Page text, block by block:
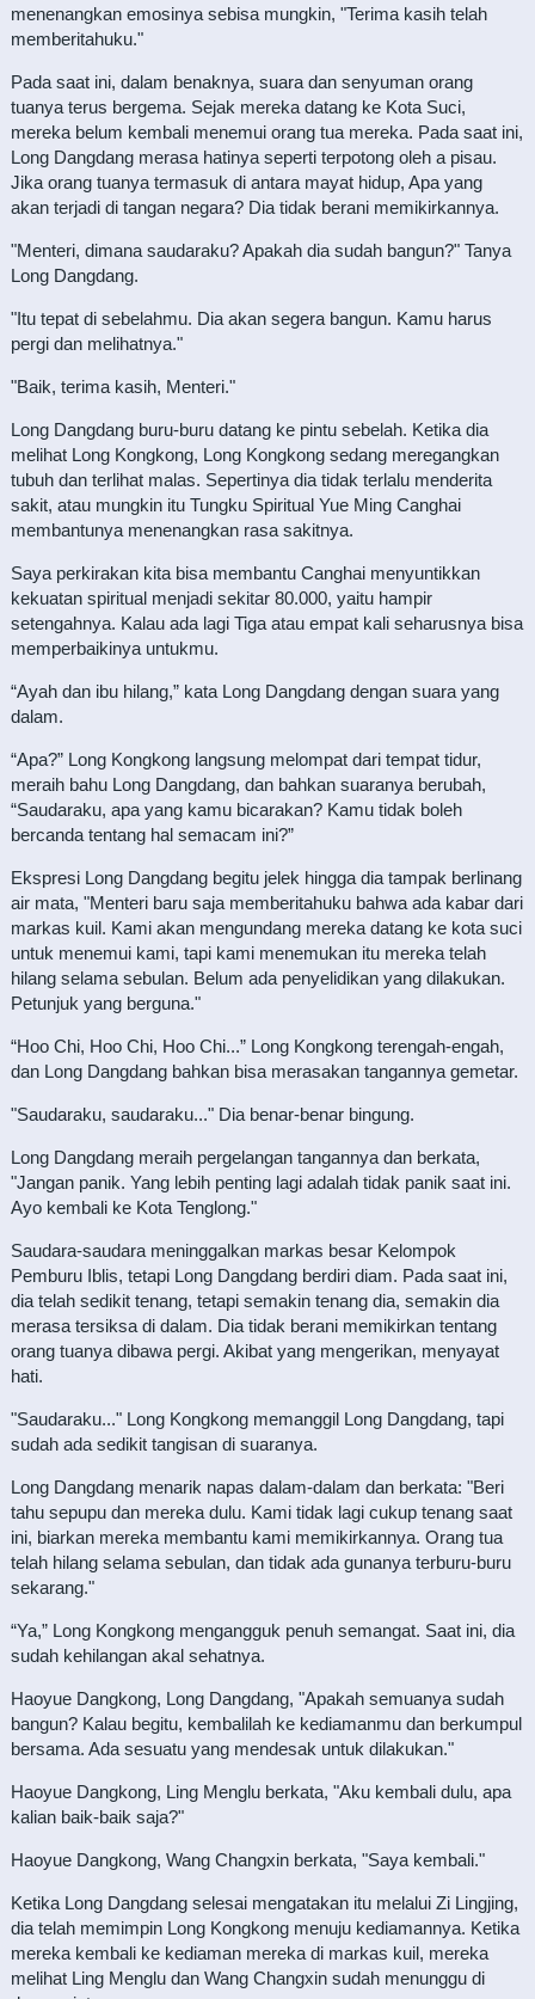
menenangkan emosinya sebisa mungkin, "Terima kasih telah
memberitahuku."
Pada saat ini, dalam benaknya, suara dan senyuman orang
tuanya terus bergema. Sejak mereka datang ke Kota Suci,
mereka belum kembali menemui orang tua mereka. Pada saat ini,
Long Dangdang merasa hatinya seperti terpotong oleh a pisau.
Jika orang tuanya termasuk di antara mayat hidup, Apa yang
akan terjadi di tangan negara? Dia tidak berani memikirkannya.
"Menteri, dimana saudaraku? Apakah dia sudah bangun?" Tanya
Long Dangdang.
"Itu tepat di sebelahmu. Dia akan segera bangun. Kamu harus
pergi dan melihatnya."
"Baik, terima kasih, Menteri."
Long Dangdang buru-buru datang ke pintu sebelah. Ketika dia
melihat Long Kongkong, Long Kongkong sedang meregangkan
tubuh dan terlihat malas. Sepertinya dia tidak terlalu menderita
sakit, atau mungkin itu Tungku Spiritual Yue Ming Canghai
membantunya menenangkan rasa sakitnya.
Saya perkirakan kita bisa membantu Canghai menyuntikkan
kekuatan spiritual menjadi sekitar 80.000, yaitu hampir
setengahnya. Kalau ada lagi Tiga atau empat kali seharusnya bisa
memperbaikinya untukmu.
“Ayah dan ibu hilang,” kata Long Dangdang dengan suara yang
dalam.
“Apa?” Long Kongkong langsung melompat dari tempat tidur,
meraih bahu Long Dangdang, dan bahkan suaranya berubah,
“Saudaraku, apa yang kamu bicarakan? Kamu tidak boleh
bercanda tentang hal semacam ini?”
Ekspresi Long Dangdang begitu jelek hingga dia tampak berlinang
air mata, "Menteri baru saja memberitahuku bahwa ada kabar dari
markas kuil. Kami akan mengundang mereka datang ke kota suci
untuk menemui kami, tapi kami menemukan itu mereka telah
hilang selama sebulan. Belum ada penyelidikan yang dilakukan.
Petunjuk yang berguna."
“Hoo Chi, Hoo Chi, Hoo Chi...” Long Kongkong terengah-engah,
dan Long Dangdang bahkan bisa merasakan tangannya gemetar.
"Saudaraku, saudaraku..." Dia benar-benar bingung.
Long Dangdang meraih pergelangan tangannya dan berkata,
"Jangan panik. Yang lebih penting lagi adalah tidak panik saat ini.
Ayo kembali ke Kota Tenglong."
Saudara-saudara meninggalkan markas besar Kelompok
Pemburu Iblis, tetapi Long Dangdang berdiri diam. Pada saat ini,
dia telah sedikit tenang, tetapi semakin tenang dia, semakin dia
merasa tersiksa di dalam. Dia tidak berani memikirkan tentang
orang tuanya dibawa pergi. Akibat yang mengerikan, menyayat
hati.
"Saudaraku..." Long Kongkong memanggil Long Dangdang, tapi
sudah ada sedikit tangisan di suaranya.
Long Dangdang menarik napas dalam-dalam dan berkata: "Beri
tahu sepupu dan mereka dulu. Kami tidak lagi cukup tenang saat
ini, biarkan mereka membantu kami memikirkannya. Orang tua
telah hilang selama sebulan, dan tidak ada gunanya terburu-buru
sekarang."
“Ya,” Long Kongkong mengangguk penuh semangat. Saat ini, dia
sudah kehilangan akal sehatnya.
Haoyue Dangkong, Long Dangdang, "Apakah semuanya sudah
bangun? Kalau begitu, kembalilah ke kediamanmu dan berkumpul
bersama. Ada sesuatu yang mendesak untuk dilakukan."
Haoyue Dangkong, Ling Menglu berkata, "Aku kembali dulu, apa
kalian baik-baik saja?"
Haoyue Dangkong, Wang Changxin berkata, "Saya kembali."
Ketika Long Dangdang selesai mengatakan itu melalui Zi Lingjing,
dia telah memimpin Long Kongkong menuju kediamannya. Ketika
mereka kembali ke kediaman mereka di markas kuil, mereka
melihat Ling Menglu dan Wang Changxin sudah menunggu di